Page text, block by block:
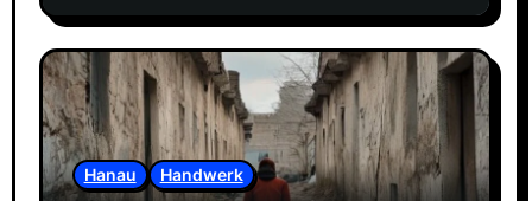
Hanau Handwerk